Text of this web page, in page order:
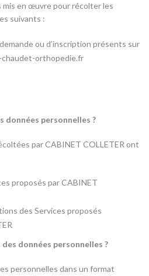
mis en œuvre pour récolter les
suivants :
ou d’inscription présents sur
orthopedie.fr
personnelles ?
par CABINET COLLETER ont
proposés par CABINET
des Services proposés
données personnelles ?
personnelles dans un format